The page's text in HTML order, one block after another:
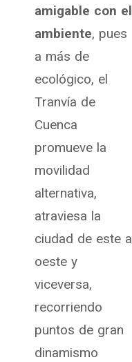
amigable con el
ambiente, pues
a más de
ecológico, el
Tranvía de
Cuenca
promueve la
movilidad
alternativa,
atraviesa la
ciudad de este a
oeste y
viceversa,
recorriendo
puntos de gran
dinamismo